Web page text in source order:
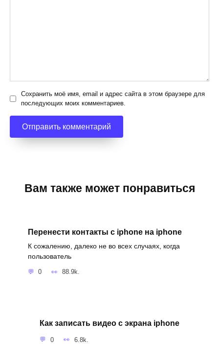
Сохранить моё имя, email и адрес сайта в этом браузере для
последующих моих комментариев.
Вам также может понравиться
Перенести контакты с iphone на iphone
К сожалению, далеко не во всех случаях, когда
пользователь
0 88.9k.
Как записать видео с экрана iphone
0 6.8k.